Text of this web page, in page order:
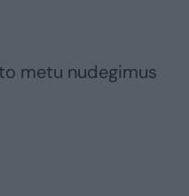
metu nudegimus